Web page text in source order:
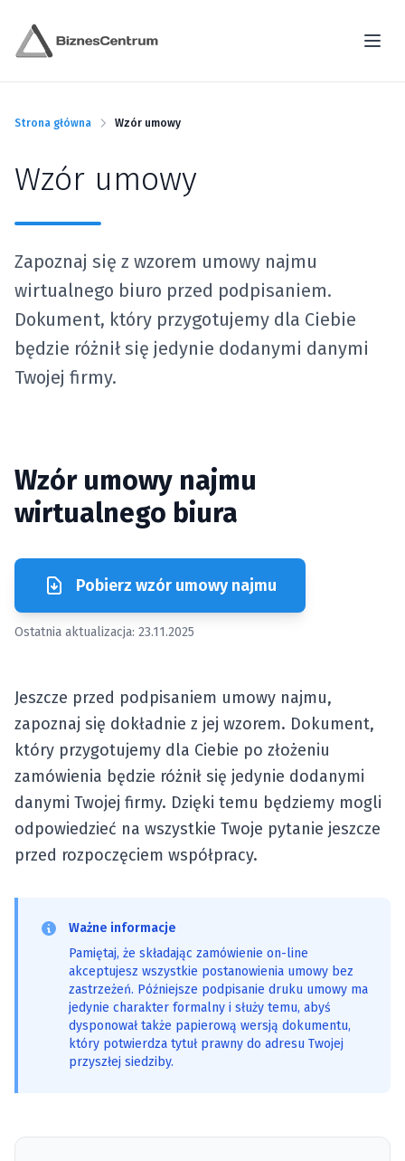
Strona główna Wzór umowy
Wzór umowy
Zapoznaj się z wzorem umowy najmu
wirtualnego biuro przed podpisaniem.
Dokument, który przygotujemy dla Ciebie
będzie różnił się jedynie dodanymi danymi
Twojej firmy.
Wzór umowy najmu
wirtualnego biura
Pobierz wzór umowy najmu
Ostatnia aktualizacja: 23.11.2025
Jeszcze przed podpisaniem umowy najmu,
zapoznaj się dokładnie z jej wzorem. Dokument,
który przygotujemy dla Ciebie po złożeniu
zamówienia będzie różnił się jedynie dodanymi
danymi Twojej firmy. Dzięki temu będziemy mogli
odpowiedzieć na wszystkie Twoje pytanie jeszcze
przed rozpoczęciem współpracy.
Ważne informacje
Pamiętaj, że składając zamówienie on-line
akceptujesz wszystkie postanowienia umowy bez
zastrzeżeń. Późniejsze podpisanie druku umowy ma
jedynie charakter formalny i służy temu, abyś
dysponował także papierową wersją dokumentu,
który potwierdza tytuł prawny do adresu Twojej
przyszłej siedziby.